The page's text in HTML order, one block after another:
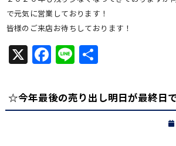
で元気に営業しております！
皆様のご来店お待ちしております！
X Facebook
Line共
☆今年最後の売り出し明日が最終日